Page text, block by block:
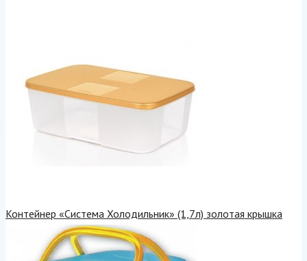
Контейнер «Система Холодильник» (1,7л) золотая крышка